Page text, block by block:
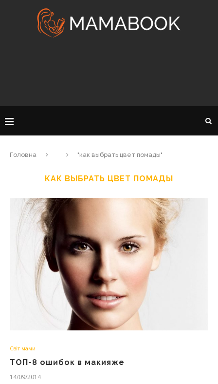
Головна "как выбрать цвет помады"
КАК ВЫБРАТЬ ЦВЕТ ПОМАДЫ
Світ мами
ТОП-8 ошибок в макияже
14/09/2014